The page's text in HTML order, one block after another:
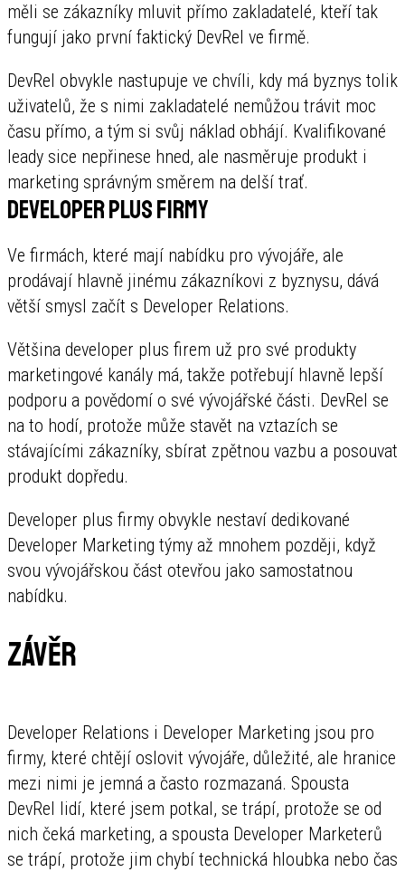
měli se zákazníky mluvit přímo zakladatelé, kteří tak
fungují jako první faktický DevRel ve firmě.
DevRel obvykle nastupuje ve chvíli, kdy má byznys tolik
uživatelů, že s nimi zakladatelé nemůžou trávit moc
času přímo, a tým si svůj náklad obhájí. Kvalifikované
leady sice nepřinese hned, ale nasměruje produkt i
marketing správným směrem na delší trať.
Developer plus firmy
Ve firmách, které mají nabídku pro vývojáře, ale
prodávají hlavně jinému zákazníkovi z byznysu, dává
větší smysl začít s Developer Relations.
Většina developer plus firem už pro své produkty
marketingové kanály má, takže potřebují hlavně lepší
podporu a povědomí o své vývojářské části. DevRel se
na to hodí, protože může stavět na vztazích se
stávajícími zákazníky, sbírat zpětnou vazbu a posouvat
produkt dopředu.
Developer plus firmy obvykle nestaví dedikované
Developer Marketing týmy až mnohem později, když
svou vývojářskou část otevřou jako samostatnou
nabídku.
Závěr
Developer Relations i Developer Marketing jsou pro
firmy, které chtějí oslovit vývojáře, důležité, ale hranice
mezi nimi je jemná a často rozmazaná. Spousta
DevRel lidí, které jsem potkal, se trápí, protože se od
nich čeká marketing, a spousta Developer Marketerů
se trápí, protože jim chybí technická hloubka nebo čas